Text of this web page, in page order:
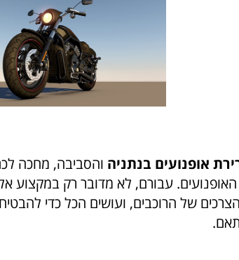
אופנועים בנתניה והסביבה, מחכה
עבורם, לא מדובר רק במקצוע
של הרוכבים, ועושים הכל כדי